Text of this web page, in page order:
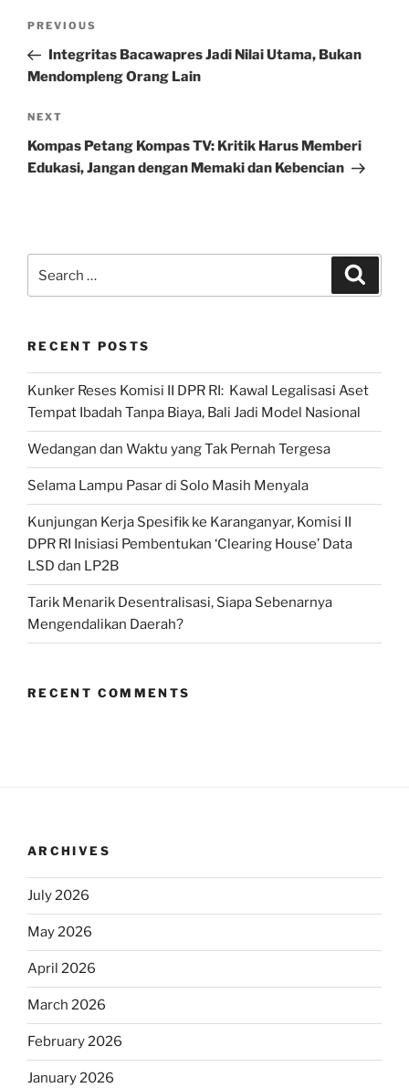
Previous
Post
PREVIOUS
Integritas Bacawapres Jadi Nilai Utama, Bukan
Mendompleng Orang Lain
Next
Post
NEXT
Kompas Petang Kompas TV: Kritik Harus Memberi
Edukasi, Jangan dengan Memaki dan Kebencian
RECENT POSTS
Kunker Reses Komisi II DPR RI: Kawal Legalisasi Aset
Tempat Ibadah Tanpa Biaya, Bali Jadi Model Nasional
Wedangan dan Waktu yang Tak Pernah Tergesa
Selama Lampu Pasar di Solo Masih Menyala
Kunjungan Kerja Spesifik ke Karanganyar, Komisi II
DPR RI Inisiasi Pembentukan ‘Clearing House’ Data
LSD dan LP2B
Tarik Menarik Desentralisasi, Siapa Sebenarnya
Mengendalikan Daerah?
RECENT COMMENTS
ARCHIVES
July 2026
May 2026
April 2026
March 2026
February 2026
January 2026